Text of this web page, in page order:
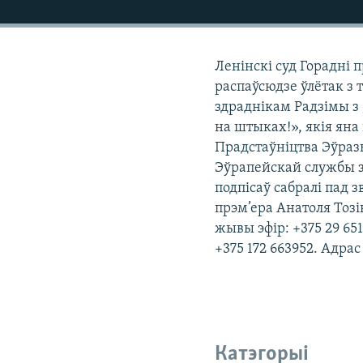
КАЛЯНДАР
НА ХВАЛЯХ СВАБОДЫ
Ленінскі суд Горадні
распаўсюдзе ўлётак
здраднікам Радзімы
на штыках!», якія яна
Прадстаўніцтва
Эўрапейскай службы
подпісаў сабралі пад
прэм’ера Анатоля
жывы эфір: +375 29
+375 172 663952.
Катэгорыі